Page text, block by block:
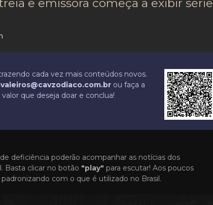
e emissora começa a exibir série
cada vez mais conteúdos novos.
ou faça a
que deseja doar e conclua!
deficiência poderão acompanhar as notícias dos
Basta clicar no botão "play" para escutar! Aos poucos
com o que é utilizado no Brasil.